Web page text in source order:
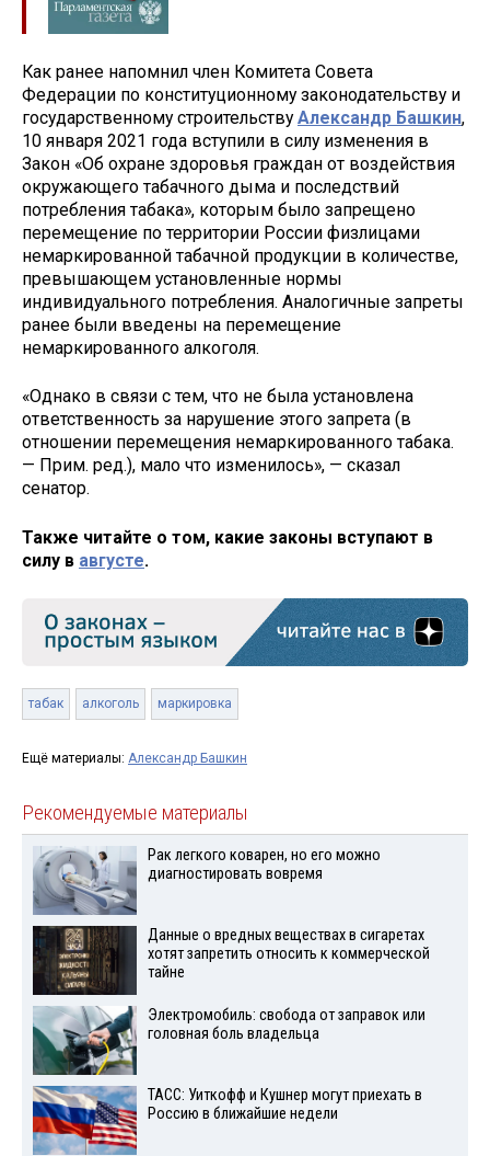
Как ранее напомнил член Комитета Совета
Федерации по конституционному законодательству и
государственному строительствуАлександр Башкин,
10 января 2021 года вступили в силу изменения в
Закон «Об охране здоровья граждан от воздействия
окружающего табачного дыма и последствий
потребления табака», которым было запрещено
перемещение по территории России физлицами
немаркированной табачной продукции в количестве,
превышающем установленные нормы
индивидуального потребления. Аналогичные запреты
ранее были введены на перемещение
немаркированного алкоголя.
«Однако в связи с тем, что не была установлена
ответственность за нарушение этого запрета (в
отношении перемещения немаркированного табака.
— Прим. ред.), мало что изменилось», — сказал
сенатор.
Также читайте о том, какие законы вступают в
силу в августе.
табак алкоголь маркировка
Ещё материалы: Александр Башкин
Рекомендуемые материалы
Рак легкого коварен, но его можно
диагностировать вовремя
Данные о вредных веществах в сигаретах
хотят запретить относить к коммерческой
тайне
Электромобиль: свобода от заправок или
головная боль владельца
ТАСС: Уиткофф и Кушнер могут приехать в
Россию в ближайшие недели